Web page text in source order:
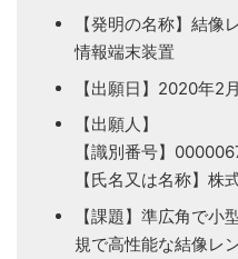
【発明の名称】結像
情報端末装置
【出願日】2020年2
【出願人】
【識別番号】
【氏名又は名称】株
【課題】準広角で小
規で高性能な結像レ